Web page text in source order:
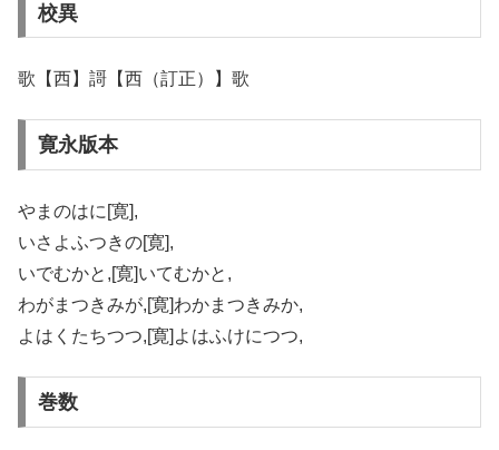
校異
歌【西】謌【西（訂正）】歌
寛永版本
やまのはに[寛],
いさよふつきの[寛],
いでむかと,[寛]いてむかと,
わがまつきみが,[寛]わかまつきみか,
よはくたちつつ,[寛]よはふけにつつ,
巻数